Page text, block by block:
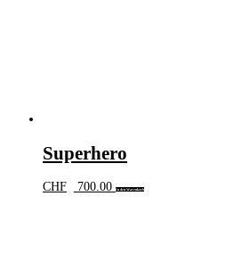
Superhero
CHF 700.00 In den Warenkorb